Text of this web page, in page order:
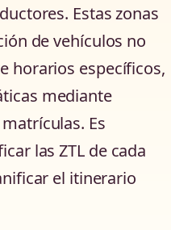
Estas zonas
de vehículos no
horarios específicos,
mediante
Es
las ZTL de cada
el itinerario